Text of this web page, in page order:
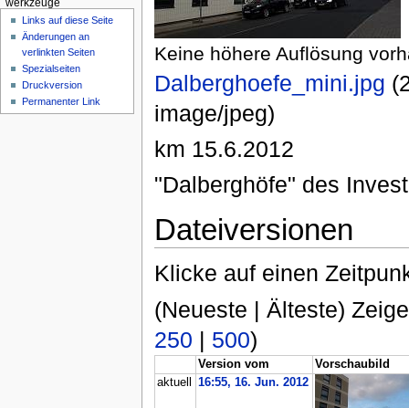
Keine höhere Auflösung
Dalberghoefe_mini.jpg
image/jpeg)
km 15.6.2012
"Dalberghöfe" des
Dateiversionen
Klicke auf einen
(Neueste | Älteste)
250 | 500)
Version vom
Vorschaubild
aktuell
16:55, 16. Jun. 2012
werkzeuge
Links auf diese Seite
Änderungen an
verlinkten Seiten
Spezialseiten
Druckversion
Permanenter Link